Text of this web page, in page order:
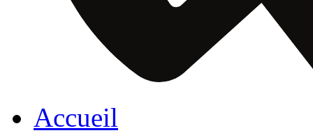
Accueil